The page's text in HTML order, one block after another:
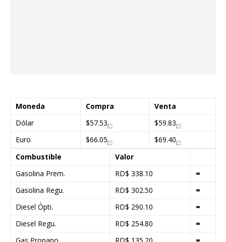
Moneda Compra
Venta
Dólar
$57.53
$59.83
Euro
$66.05
$69.40
Combustible
Valor
Gasolina Prem.
RD$ 338.10
=
Gasolina Regu.
RD$ 302.50
=
Diesel Ópti.
RD$ 290.10
=
Diesel Regu.
RD$ 254.80
=